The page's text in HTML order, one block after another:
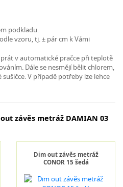
podkladu.
vzoru, tj. ± pár cm k Vámi
v automatické pračce při teplotě
Dále se nesmějí bělit chlorem,
V případě potřeby lze lehce
závěs metráž DAMIAN 03
Dim out závěs metráž
CONOR 15 šedá